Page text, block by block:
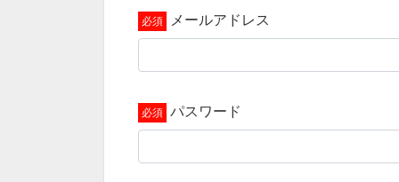
メールアドレス
パスワード